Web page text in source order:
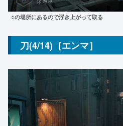
○の場所にあるので浮き上がって取る
刀(4/14)［エンマ］